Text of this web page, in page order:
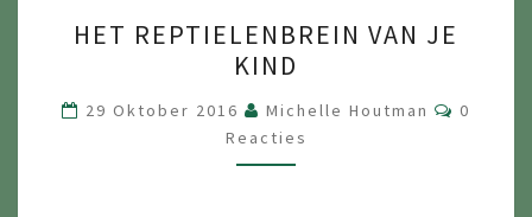
REPTIELENBREIN
VAN
JE
KIND
HET REPTIELENBREIN VAN JE
KIND
29 Oktober 2016 Michelle Houtman
0
Reacties